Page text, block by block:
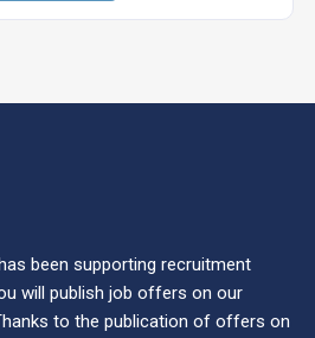
been supporting recruitment
will publish job offers on our
to the publication of offers on